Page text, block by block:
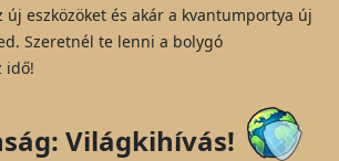
új eszközöket és akár a kvantumportya új
Szeretnél te lenni a bolygó
idő!
Világkihívás!